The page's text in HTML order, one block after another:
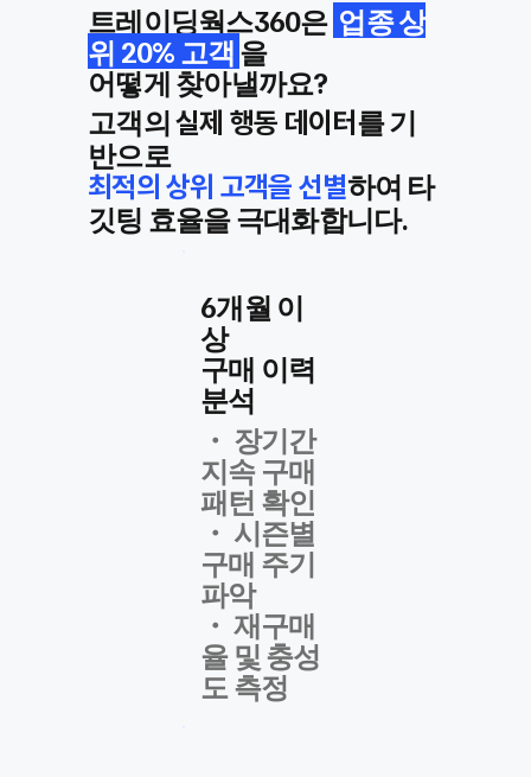
고객의실제 행동 데이터 를 기
반으로
최적의 상위 고객을 선별하여 타
깃팅 효율을 극대화합니다.
트레이딩웍스360은 업종 상
위 20% 고객 을
어떻게 찾아낼까요?
6개월 이
상
​구매 이력
분석
・ 장기간
지속 구매
패턴 확인
​・ 시즌별
구매 주기
파악
・ 재구매
율 및 충성
도 측정